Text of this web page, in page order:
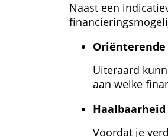
Naast een
Uiteraard
aan welke
Voordat je